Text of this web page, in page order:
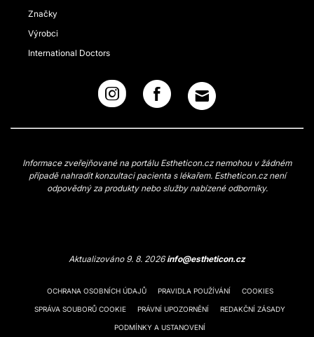
Značky
Výrobci
International Doctors
Informace zveřejňované na portálu Estheticon.cz nemohou v žádném
případě nahradit konzultaci pacienta s lékařem. Estheticon.cz není
odpovědný za produkty nebo služby nabízené odborníky.
Aktualizováno 9. 8. 2026info@estheticon.cz
OCHRANA OSOBNÍCH ÚDAJŮ PRAVIDLA POUŽÍVÁNÍ COOKIES
SPRÁVA SOUBORŮ COOKIE PRÁVNÍ UPOZORNĚNÍ REDAKČNÍ ZÁSADY
PODMÍNKY A USTANOVENÍ